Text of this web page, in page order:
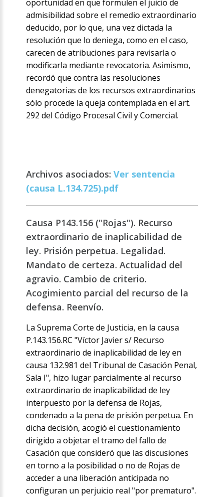
oportunidad en que formulen el juicio de
admisibilidad sobre el remedio extraordinario
deducido, por lo que, una vez dictada la
resolución que lo deniega, como en el caso,
carecen de atribuciones para revisarla o
modificarla mediante revocatoria. Asimismo,
recordó que contra las resoluciones
denegatorias de los recursos extraordinarios
sólo procede la queja contemplada en el art.
292 del Código Procesal Civil y Comercial.
Archivos asociados:Ver sentencia
(causa L.134.725).pdf
Causa P143.156 ("Rojas"). Recurso
extraordinario de inaplicabilidad de
ley. Prisión perpetua. Legalidad.
Mandato de certeza. Actualidad del
agravio. Cambio de criterio.
Acogimiento parcial del recurso de la
defensa. Reenvío.
La Suprema Corte de Justicia, en la causa
P.143.156.RC "Víctor Javier s/ Recurso
extraordinario de inaplicabilidad de ley en
causa 132.981 del Tribunal de Casación Penal,
Sala I", hizo lugar parcialmente al recurso
extraordinario de inaplicabilidad de ley
interpuesto por la defensa de Rojas,
condenado a la pena de prisión perpetua. En
dicha decisión, acogió el cuestionamiento
dirigido a objetar el tramo del fallo de
Casación que consideró que las discusiones
en torno a la posibilidad o no de Rojas de
acceder a una liberación anticipada no
configuran un perjuicio real "por prematuro".